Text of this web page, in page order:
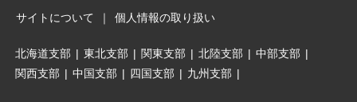
サイトについて ｜ 個人情報の取り扱い
北海道支部 | 東北支部 | 関東支部 | 北陸支部 | 中部支部 |
関西支部 | 中国支部 | 四国支部 | 九州支部 |